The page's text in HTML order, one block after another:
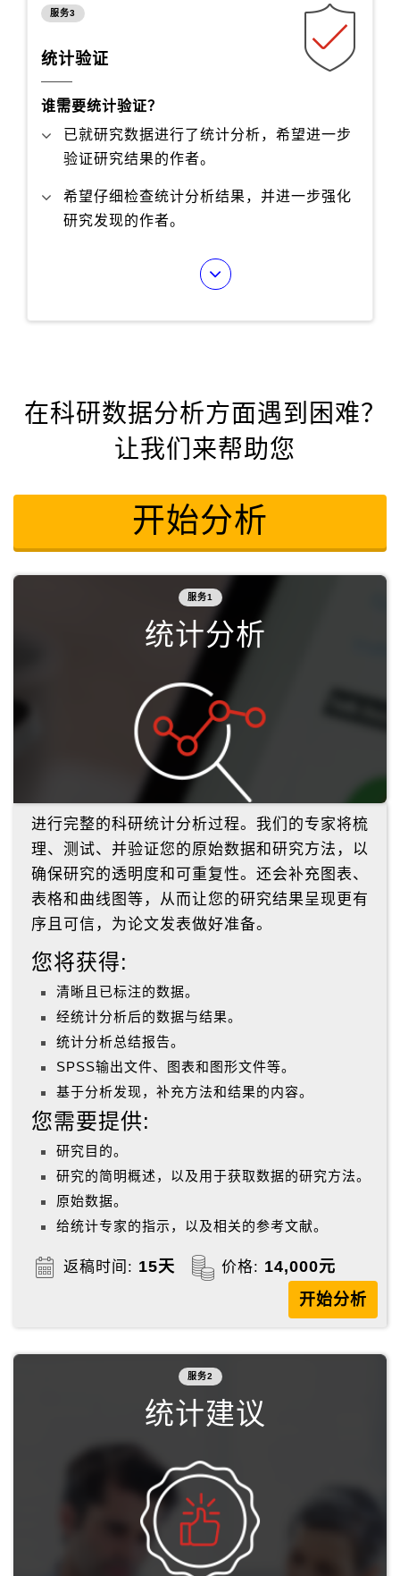
服务3
统计验证
谁需要统计验证？
已就研究数据进行了统计分析，希望进一步
验证研究结果的作者。
希望仔细检查统计分析结果，并进一步强化
研究发现的作者。
在科研数据分析方面遇到困难？
让我们来帮助您
开始分析
服务1
统计分析
进行完整的科研统计分析过程。我们的专家将梳
理、测试、并验证您的原始数据和研究方法，以
确保研究的透明度和可重复性。还会补充图表、
表格和曲线图等，从而让您的研究结果呈现更有
序且可信，为论文发表做好准备。
您将获得:
清晰且已标注的数据。
经统计分析后的数据与结果。
统计分析总结报告。
SPSS输出文件、图表和图形文件等。
基于分析发现，补充方法和结果的内容。
您需要提供:
研究目的。
研究的简明概述，以及用于获取数据的研究方法。
原始数据。
给统计专家的指示，以及相关的参考文献。
返稿时间: 15天 价格: 14,000元
开始分析
服务2
统计建议